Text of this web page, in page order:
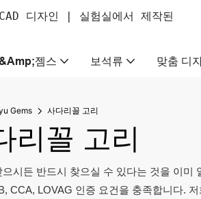
디자인 | 실험실에서 제작된
젬스 보석류 맞춤 디
Gems 사다리꼴 고리
리꼴 고리
시든 반드시 찾으실 수 있다는 것을 이미
LOVAG 인증 요건을 충족합니다.